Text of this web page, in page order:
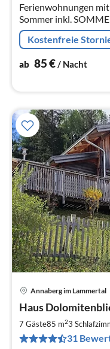
Ferienwohnungen mit
Sommer inkl. SOMMERCARD
kostenlos, Station vor
Schuhtrockner
Kostenfreie
ab 85€/ Nacht
Annaberg im Lammertal
Haus
7 Gäste85 m23
31